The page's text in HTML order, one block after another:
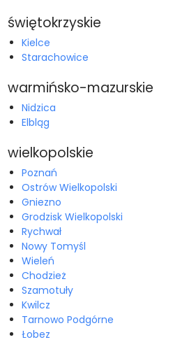
świętokrzyskie
Kielce
Starachowice
warmińsko-mazurskie
Nidzica
Elbląg
wielkopolskie
Poznań
Ostrów Wielkopolski
Gniezno
Grodzisk Wielkopolski
Rychwał
Nowy Tomyśl
Wieleń
Chodzież
Szamotuły
Kwilcz
Tarnowo Podgórne
Łobez